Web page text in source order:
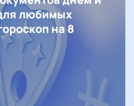
любимых
на 8